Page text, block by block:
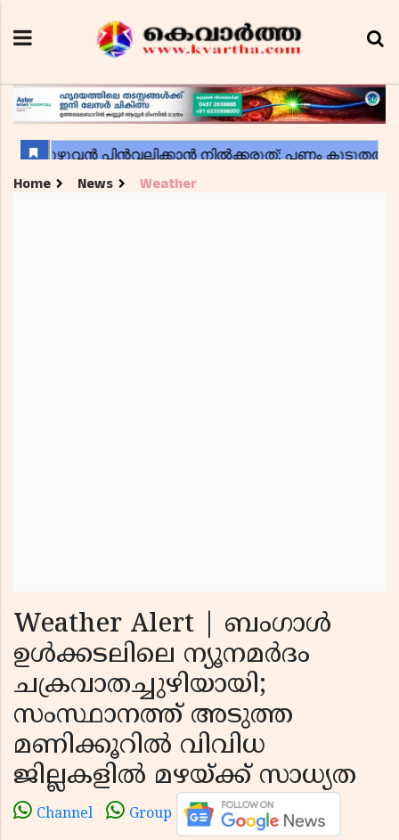
Home News Weather
Weather Alert | ബംഗാള്‍
ഉള്‍ക്കടലിലെ ന്യൂനമര്‍ദം
ചക്രവാതച്ചുഴിയായി;
സംസ്ഥാനത്ത് അടുത്ത
മണിക്കൂറില്‍ വിവിധ
ജില്ലകളില്‍ മഴയ്ക്ക് സാധ്യത
Channel Group